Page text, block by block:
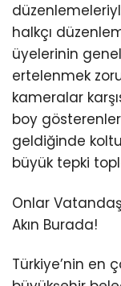
halkçı
üyelerinin
ertelenmek
kameralar
boy
geldiğinde
büyük tepki
Onlar
Akın Burada!
Türkiye’nin en